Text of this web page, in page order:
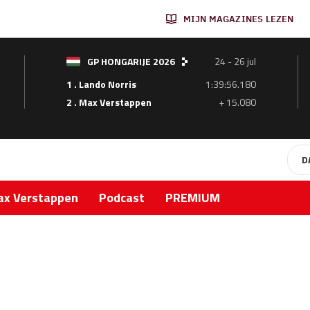
MIJN MAGAZINES LEZEN
GP HONGARIJE 2026
24 - 26 jul
1 . Lando Norris
1:39:56.180
2 . Max Verstappen
+ 15.080
Verstappen Podcast PREMIUM